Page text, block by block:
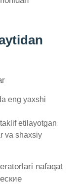
eng yaxshi
etilayotgan
va shaxsiy
nafaqat